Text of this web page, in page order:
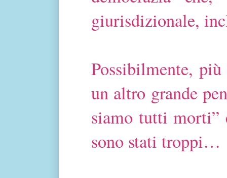
giurisdizionale,
Possibilmente,
un altro grande
siamo tutti morti”
sono stati troppi…